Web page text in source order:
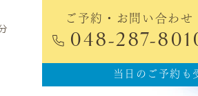
ご予約・お問い合わせ
048-287-
当日のご予約も